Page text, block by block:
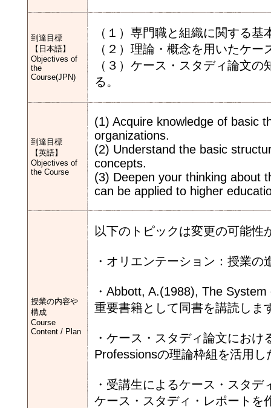
到達目標
【日本語】
Objectives of
the
Course(JPN)
（１）専門職と組織に関する
（２）理論・概念を用いたケ
（３）ケース・スタディ論文
る。
到達目標
【英語】
Objectives of
the Course
(1) Acquire knowledge of basic
organizations.
(2) Understand the basic
concepts.
(3) Deepen your thinking about
can be applied to higher
授業の内容や
構成
Course
Content / Plan
以下のトピックは変更の可能
・オリエンテーション：授業
・Abbott, A.(1988), The
重要書籍として同書を講読しま
・ケース・スタディ論文にお
Professionsの理論枠組を活用
・受講生によるケース・スタ
ケース・スタディ・レポートを